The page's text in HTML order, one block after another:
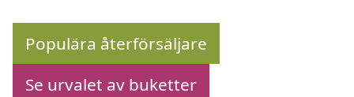
Populära återförsäljare
Se urvalet av buketter